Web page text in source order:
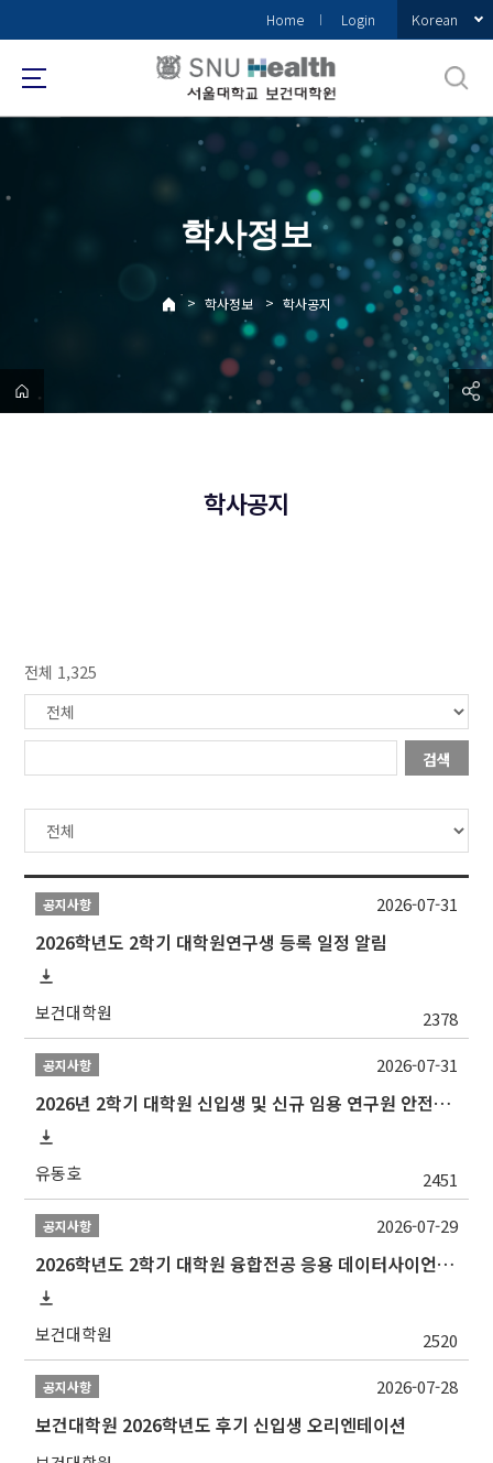
로
메
Home Login Korean
학사정보
> 학사정보 > 학사공지
학사공지
전체 1,325
검색
공지사항
2026학년도 2학기 대학원연구생 등록 일정 알림
보건대학원 2378
2026-07-31
공지사항
2026년 2학기 대학원 신입생 및 신규 임용 연구원 안전환경교육(신규교육) 실시 안내
유동호 2451
2026-07-31
공지사항
2026학년도 2학기 대학원 융합전공 응용 데이터사이언스 선발 계획 알림
보건대학원 2520
2026-07-29
공지사항
보건대학원 2026학년도 후기 신입생 오리엔테이션
2026-07-28